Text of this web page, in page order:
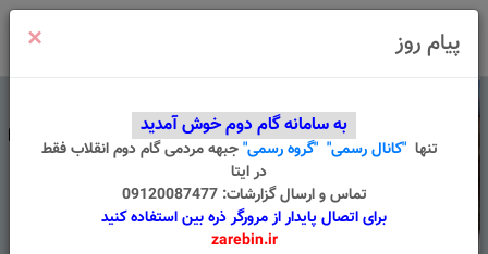
پیام روز ×
به سامانه گام دوم خوش آمدید
تنها "کانال رسمی" "گروه رسمی"جبهه مردمی گام دوم انقلابفقط
در ایتا
تماس و ارسال گزارشات: 09120087477
برای اتصال پایدار از مرورگر ذره بین استفاده کنید
zarebin.ir